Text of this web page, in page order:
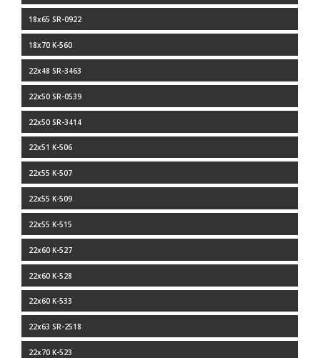
18x65 SR-0922
18x70 K-560
22x48 SR-3463
22x50 SR-0539
22x50 SR-3414
22x51 K-506
22x55 K-507
22x55 K-509
22x55 K-515
22x60 K-527
22x60 K-528
22x60 K-533
22x63 SR-2518
22x70 K-523